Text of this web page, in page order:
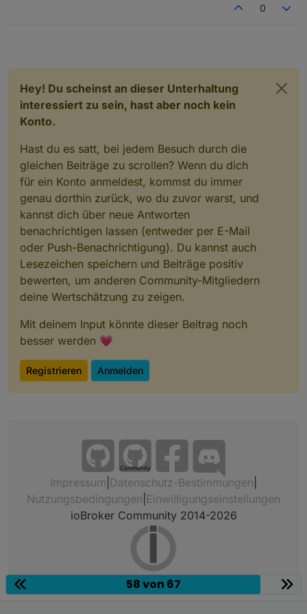
0
Hey! Du scheinst an dieser Unterhaltung
interessiert zu sein, hast aber noch kein
Konto.
Hast du es satt, bei jedem Besuch durch die
gleichen Beiträge zu scrollen? Wenn du dich
für ein Konto anmeldest, kommst du immer
genau dorthin zurück, wo du zuvor warst, und
kannst dich über neue Antworten
benachrichtigen lassen (entweder per E-Mail
oder Push-Benachrichtigung). Du kannst auch
Lesezeichen speichern und Beiträge positiv
bewerten, um anderen Community-Mitgliedern
deine Wertschätzung zu zeigen.
Mit deinem Input könnte dieser Beitrag noch
besser werden 💗
Registrieren Anmelden
Community
Impressum Datenschutz-Bestimmungen
Nutzungsbedingungen Einwilligungseinstellungen
ioBroker Community 2014-2026
58 von 67